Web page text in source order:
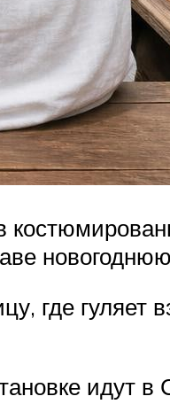
где гуляет